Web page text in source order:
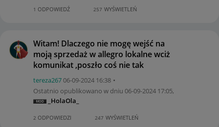
1 ODPOWIEDŹ 257 WYŚWIETLEŃ
Witam! Dlaczego nie mogę wejść na
moją sprzedaż w allegro lokalne wciż
komunikat ,poszło coś nie tak
tereza267‎06-09-2024 16:38
Ostatnio opublikowano w dniu ‎06-09-2024 17:05,
_HolaOla_
2 ODPOWIEDZI 247 WYŚWIETLEŃ